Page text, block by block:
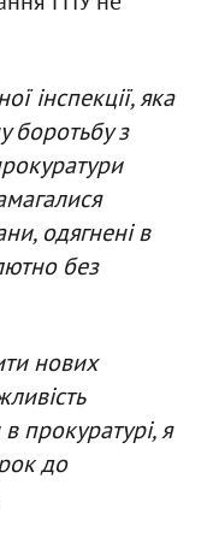
інспекції, яка
боротьбу з
одягнені в
без
нових
прокуратурі, я
до